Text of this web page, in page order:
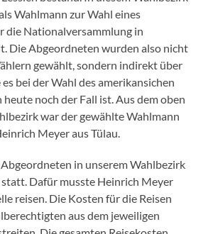
Wahlmann zur Wahl eines
die Nationalversammlung in
Die Abgeordneten wurden also nicht
gewählt, sondern indirekt über
bei der Wahl des amerikansichen
noch der Fall ist. Aus dem oben
war der gewählte Wahlmann
Meyer aus Tülau.
in unserem Wahlbezirk
statt. Dafür musste Heinrich Meyer
reisen. Die Kosten für die Reisen
aus dem jeweiligen